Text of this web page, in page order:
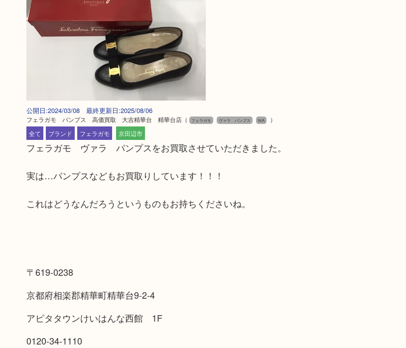
公開日:2024/03/08 最終更新日:2025/08/06
フェラガモ パンプス 高価買取 大吉精華台 精華台店（ フェラガモ ヴァラ パンプス N/A
）
全て
ブランド フェラガモ 京田辺市
フェラガモ ヴァラ パンプスをお買取させていただきました。
実は…パンプスなどもお買取りしています！！！
これはどうなんだろうというものもお持ちくださいね。
〒619-0238
京都府相楽郡精華町精華台9-2-4
アピタタウンけいはんな西館 1F
0120-34-1110